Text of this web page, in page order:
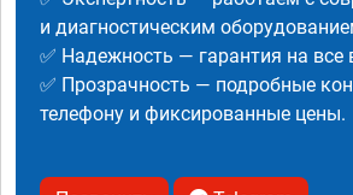
и диагностическим
✅ Надежность — гарантия на все
✅ Прозрачность — подробные
телефону и фиксированные цены.